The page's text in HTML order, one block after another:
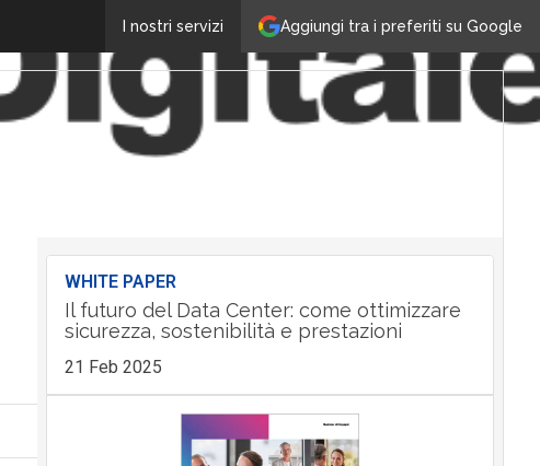
Aggiungi tra i preferiti su Google
I nostri servizi
WHITE PAPER
Il futuro del Data Center: come ottimizzare
sicurezza, sostenibilità e prestazioni
21 Feb 2025